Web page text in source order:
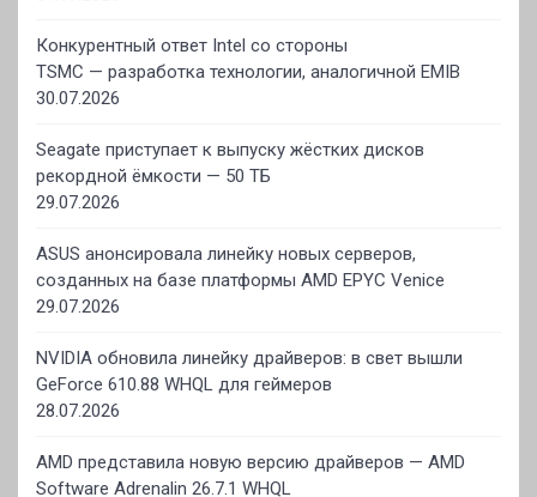
Конкурентный ответ Intel со стороны
TSMC — разработка технологии, аналогичной EMIB
30.07.2026
Seagate приступает к выпуску жёстких дисков
рекордной ёмкости — 50 ТБ
29.07.2026
ASUS анонсировала линейку новых серверов,
созданных на базе платформы AMD EPYC Venice
29.07.2026
NVIDIA обновила линейку драйверов: в свет вышли
GeForce 610.88 WHQL для геймеров
28.07.2026
AMD представила новую версию драйверов — AMD
Software Adrenalin 26.7.1 WHQL